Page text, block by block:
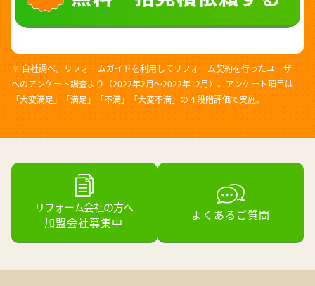
※ 自社調べ。リフォームガイドを利用してリフォーム契約を行ったユーザー
へのアンケート調査より（2022年2月～2022年12月）。アンケート項目は
「大変満足」「満足」「不満」「大変不満」の４段階評価で実施。
リフォーム会社の方へ
加盟会社募集中
よくあるご質問